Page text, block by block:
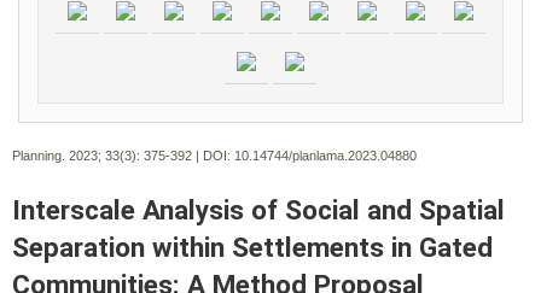
Planning. 2023; 33(3): 375-392 | DOI: 10.14744/planlama.2023.04880
Interscale Analysis of Social and Spatial
Separation within Settlements in Gated
Communities: A Method Proposal